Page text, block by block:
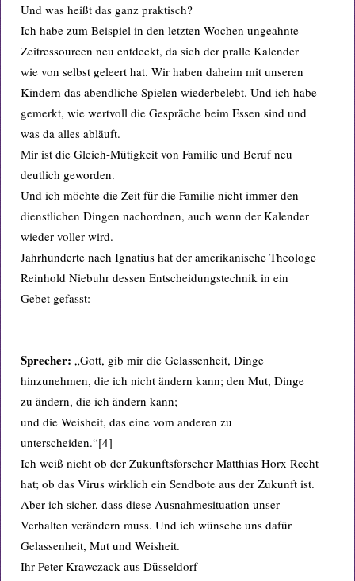
Und was heißt das ganz praktisch?
Ich habe zum Beispiel in den letzten Wochen ungeahnte
Zeitressourcen neu entdeckt, da sich der pralle Kalender
wie von selbst geleert hat. Wir haben daheim mit unseren
Kindern das abendliche Spielen wiederbelebt. Und ich habe
gemerkt, wie wertvoll die Gespräche beim Essen sind und
was da alles abläuft.
Mir ist die Gleich-Mütigkeit von Familie und Beruf neu
deutlich geworden.
Und ich möchte die Zeit für die Familie nicht immer den
dienstlichen Dingen nachordnen, auch wenn der Kalender
wieder voller wird.
Jahrhunderte nach Ignatius hat der amerikanische Theologe
Reinhold Niebuhr dessen Entscheidungstechnik in ein
Gebet gefasst:
Sprecher: „Gott, gib mir die Gelassenheit, Dinge
hinzunehmen, die ich nicht ändern kann; den Mut, Dinge
zu ändern, die ich ändern kann;
und die Weisheit, das eine vom anderen zu
unterscheiden.“[4]
Ich weiß nicht ob der Zukunftsforscher Matthias Horx Recht
hat; ob das Virus wirklich ein Sendbote aus der Zukunft ist.
Aber ich sicher, dass diese Ausnahmesituation unser
Verhalten verändern muss. Und ich wünsche uns dafür
Gelassenheit, Mut und Weisheit.
Ihr Peter Krawczack aus Düsseldorf